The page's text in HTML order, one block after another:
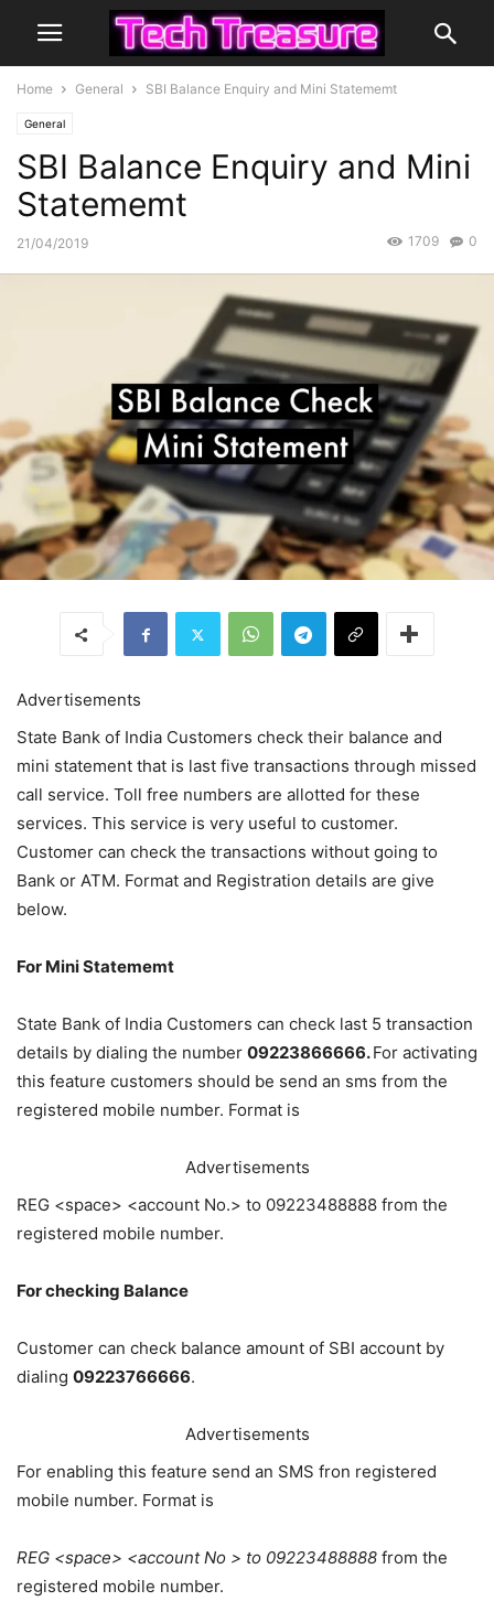
Home General SBI Balance Enquiry and Mini Statememt
General
SBI Balance Enquiry and Mini
Statememt
21/04/2019 0
1709
Advertisements
State Bank of India Customers check their balance and
mini statement that is last five transactions through missed
call service. Toll free numbers are allotted for these
services. This service is very useful to customer.
Customer can check the transactions without going to
Bank or ATM. Format and Registration details are give
below.
For Mini Statememt
State Bank of India Customers can check last 5 transaction
details by dialing the number 09223866666.For activating
this feature customers should be send an sms from the
registered mobile number. Format is
Advertisements
REG <space> <account No.> to 09223488888 from the
registered mobile number.
For checking Balance
Customer can check balance amount of SBI account by
dialing 09223766666.
Advertisements
For enabling this feature send an SMS fron registered
mobile number. Format is
REG <space> <account No > to 09223488888 from the
registered mobile number.